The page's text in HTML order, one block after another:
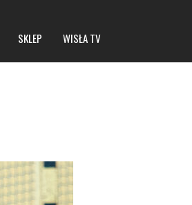
SKLEP WISŁA TV